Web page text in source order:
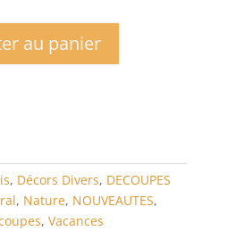
au panier
, Décors Divers, DECOUPES
, Nature, NOUVEAUTES,
, Vacances